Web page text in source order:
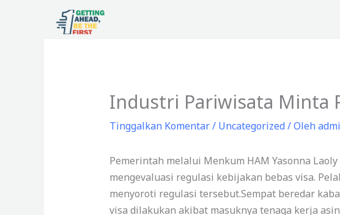
Industri Pariwisata Minta
Tinggalkan Komentar/ Uncategorized/ Oleh
Pemerintah melalui Menkum HAM Yasonna
mengevaluasi regulasi kebijakan bebas visa.
menyoroti regulasi tersebut.Sempat beredar
visa dilakukan akibat masuknya tenaga kerja